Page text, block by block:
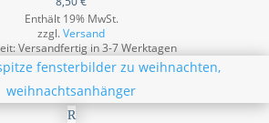
Enthält 19% MwSt.
zzgl.Versand
Versandfertig in 3-7 Werktagen